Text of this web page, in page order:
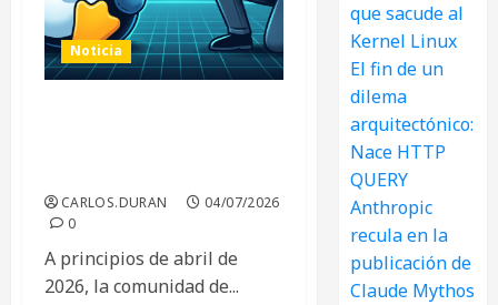
Noticia
CARLOS.DURAN
04/07/2026
0
A principios de abril de
2026, la comunidad de...
que sacude al
Kernel Linux
El fin de un
dilema
arquitectónico:
Nace HTTP
QUERY
Anthropic
recula en la
publicación de
Claude Mythos